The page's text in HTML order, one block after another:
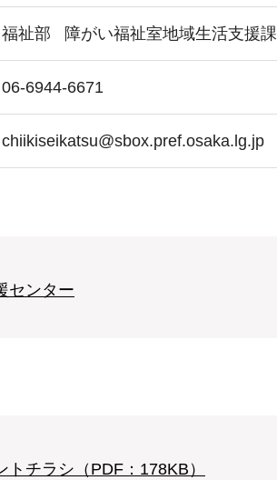
福祉部 障がい福祉室地域生活支援課
06-6944-6671
chiikiseikatsu@sbox.pref.osaka.lg.jp
センター
チラシ（PDF：178KB）